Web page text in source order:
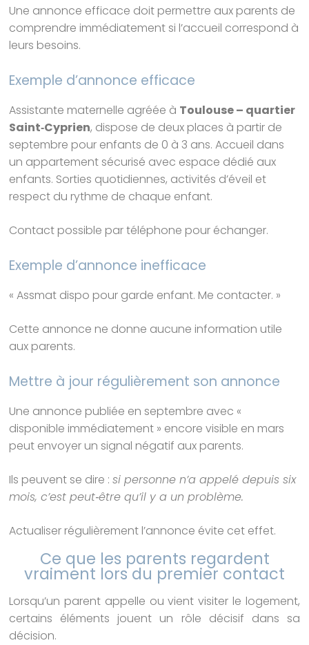
Une annonce efficace doit permettre aux parents de
comprendre immédiatement si l’accueil correspond à
leurs besoins.
Exemple d’annonce efficace
Assistante maternelle agréée à Toulouse – quartier
Saint‑Cyprien, dispose de deux places à partir de
septembre pour enfants de 0 à 3 ans. Accueil dans
un appartement sécurisé avec espace dédié aux
enfants. Sorties quotidiennes, activités d’éveil et
respect du rythme de chaque enfant.
Contact possible par téléphone pour échanger.
Exemple d’annonce inefficace
« Assmat dispo pour garde enfant. Me contacter. »
Cette annonce ne donne aucune information utile
aux parents.
Mettre à jour régulièrement son annonce
Une annonce publiée en septembre avec «
disponible immédiatement » encore visible en mars
peut envoyer un signal négatif aux parents.
Ils peuvent se dire :si personne n’a appelé depuis six
mois, c’est peut‑être qu’il y a un problème.
Actualiser régulièrement l’annonce évite cet effet.
Ce que les parents regardent
vraiment lors du premier contact
Lorsqu’un parent appelle ou vient visiter le logement,
certains éléments jouent un rôle décisif dans sa
décision.